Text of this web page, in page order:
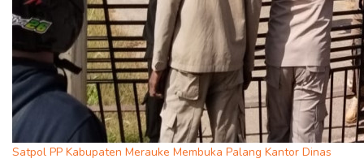
Satpol PP Kabupaten Merauke Membuka Palang Kantor Dinas